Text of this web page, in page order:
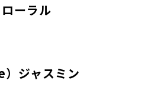
ーラル
ジャスミン